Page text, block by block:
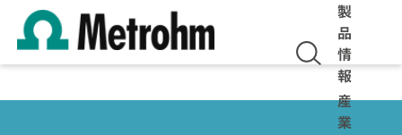
製
品
情
報
産
業